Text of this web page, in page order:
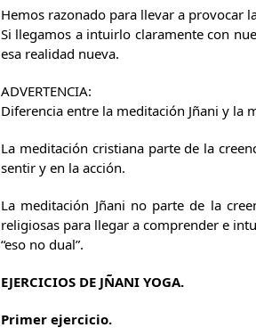
Hemos razonado para llevar a provocar
Si llegamos a intuirlo claramente con
esa realidad nueva.
ADVERTENCIA:
Diferencia entre la meditación Jñani y la
La meditación cristiana parte de la
sentir y en la acción.
La meditación Jñani no parte de la
religiosas para llegar a comprender e
“eso no dual”.
EJERCICIOS DE JÑANI YOGA.
Primer ejercicio.